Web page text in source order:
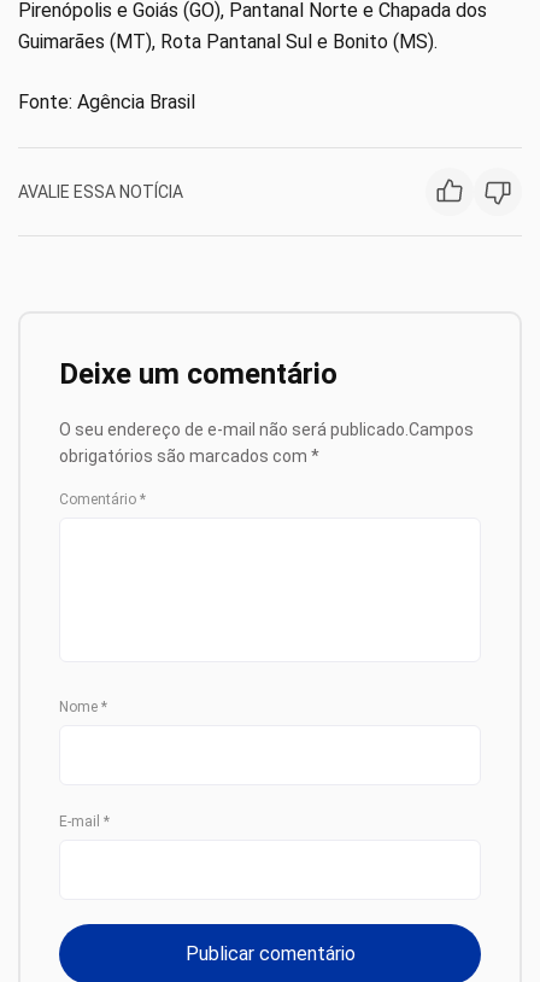
Pirenópolis e Goiás (GO), Pantanal Norte e Chapada dos
Guimarães (MT), Rota Pantanal Sul e Bonito (MS).
Fonte: Agência Brasil
AVALIE ESSA NOTÍCIA
Deixe um comentário
O seu endereço de e-mail não será publicado.Campos
obrigatórios são marcados com *
Comentário *
Nome *
E-mail *